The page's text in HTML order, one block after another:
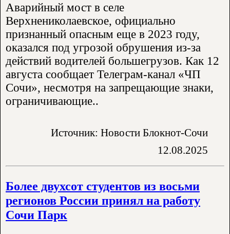
Аварийный мост в селе
Верхнениколаевское, официально
признанный опасным еще в 2023 году,
оказался под угрозой обрушения из-за
действий водителей большегрузов. Как 12
августа сообщает Телеграм-канал «ЧП
Сочи», несмотря на запрещающие знаки,
ограничивающие..
Источник: Новости Блокнот-Сочи
12.08.2025
Более двухсот студентов из восьми
регионов России принял на работу
Сочи Парк